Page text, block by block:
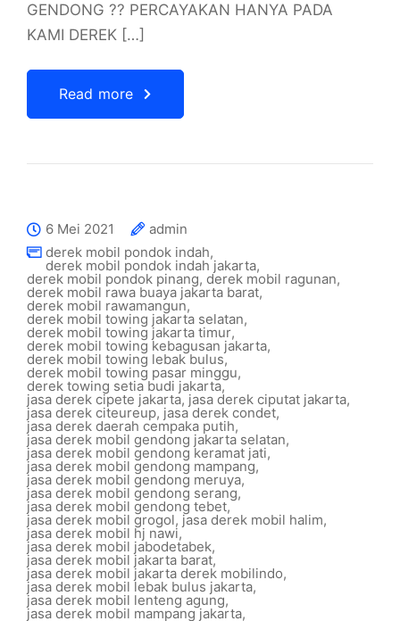
GENDONG ?? PERCAYAKAN HANYA PADA
KAMI DEREK […]
Read more
6 Mei 2021
admin
derek mobil pondok indah,
derek mobil pondok indah jakarta,
derek mobil pondok pinang, derek mobil ragunan,
derek mobil rawa buaya jakarta barat,
derek mobil rawamangun,
derek mobil towing jakarta selatan,
derek mobil towing jakarta timur,
derek mobil towing kebagusan jakarta,
derek mobil towing lebak bulus,
derek mobil towing pasar minggu,
derek towing setia budi jakarta,
jasa derek cipete jakarta, jasa derek ciputat jakarta,
jasa derek citeureup, jasa derek condet,
jasa derek daerah cempaka putih,
jasa derek mobil gendong jakarta selatan,
jasa derek mobil gendong keramat jati,
jasa derek mobil gendong mampang,
jasa derek mobil gendong meruya,
jasa derek mobil gendong serang,
jasa derek mobil gendong tebet,
jasa derek mobil grogol, jasa derek mobil halim,
jasa derek mobil hj nawi,
jasa derek mobil jabodetabek,
jasa derek mobil jakarta barat,
jasa derek mobil jakarta derek mobilindo,
jasa derek mobil lebak bulus jakarta,
jasa derek mobil lenteng agung,
jasa derek mobil mampang jakarta,